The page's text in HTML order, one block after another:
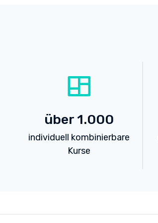
über1.000
individuell kombinierbare
Kurse